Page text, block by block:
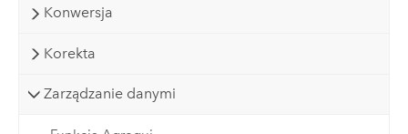
Konwersja
Korekta
Zarządzanie danymi